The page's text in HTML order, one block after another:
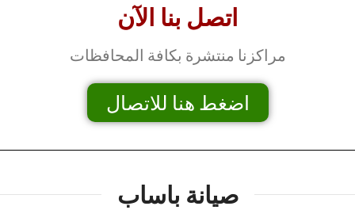
اتصل بنا الآن
مراكزنا منتشرة بكافة المحافظات
اضغط هنا للاتصال
صيانة باساب